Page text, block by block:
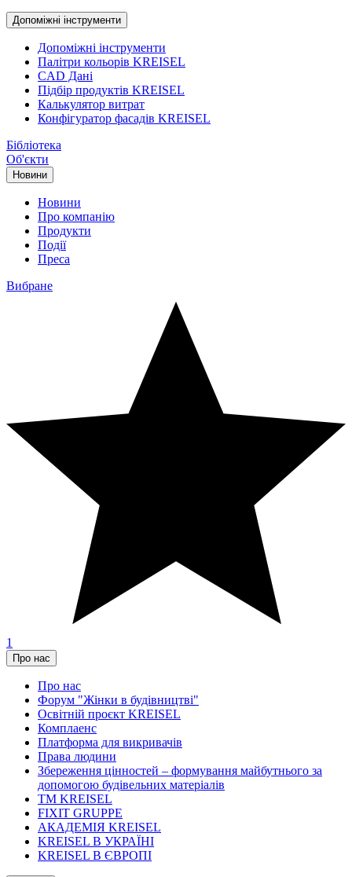
Допоміжні інструменти
Допоміжні інструменти
Палітри кольорів KREISEL
CAD Дані
Підбір продуктів KREISEL
Калькулятор витрат
Конфігуратор фасадів KREISEL
Бібліотека
Об'єкти
Новини
Новини
Про компанію
Продукти
Події
Преса
Вибране
1
Про нас
Про нас
Форум "Жінки в будівництві"
Освітній проєкт KREISEL
Комплаенс
Платформа для викривачів
Права людини
Збереження цінностей – формування майбутнього за
допомогою будівельних матеріалів
ТМ KREISEL
FIXIT GRUPPE
АКАДЕМІЯ KREISEL
KREISEL В УКРАЇНІ
KREISEL В ЄВРОПІ